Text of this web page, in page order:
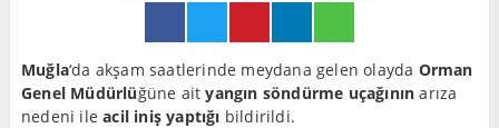
Muğla‘da akşam saatlerinde meydana gelen olayda Orman
Genel Müdürlüğüne aityangın söndürme uçağının arıza
nedeni ileacil iniş yaptığı bildirildi.